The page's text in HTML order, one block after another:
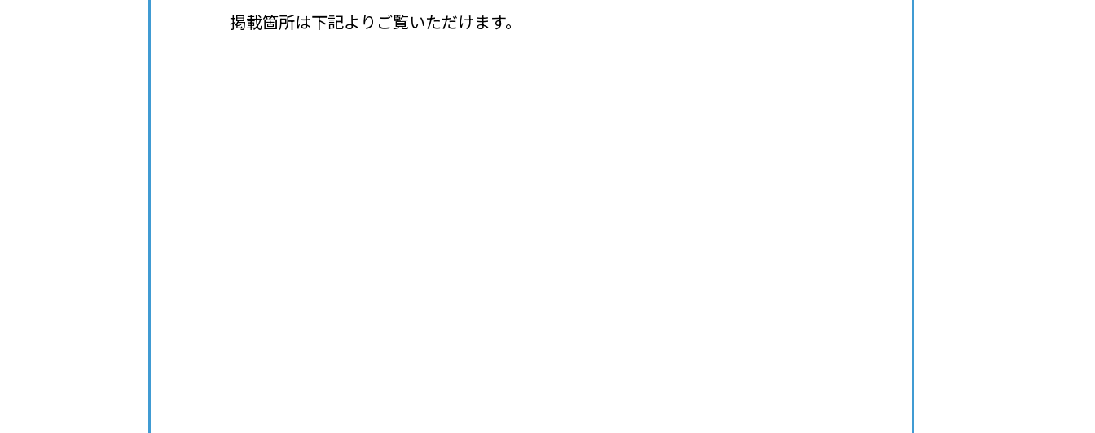
掲載箇所は下記よりご覧いただけます。